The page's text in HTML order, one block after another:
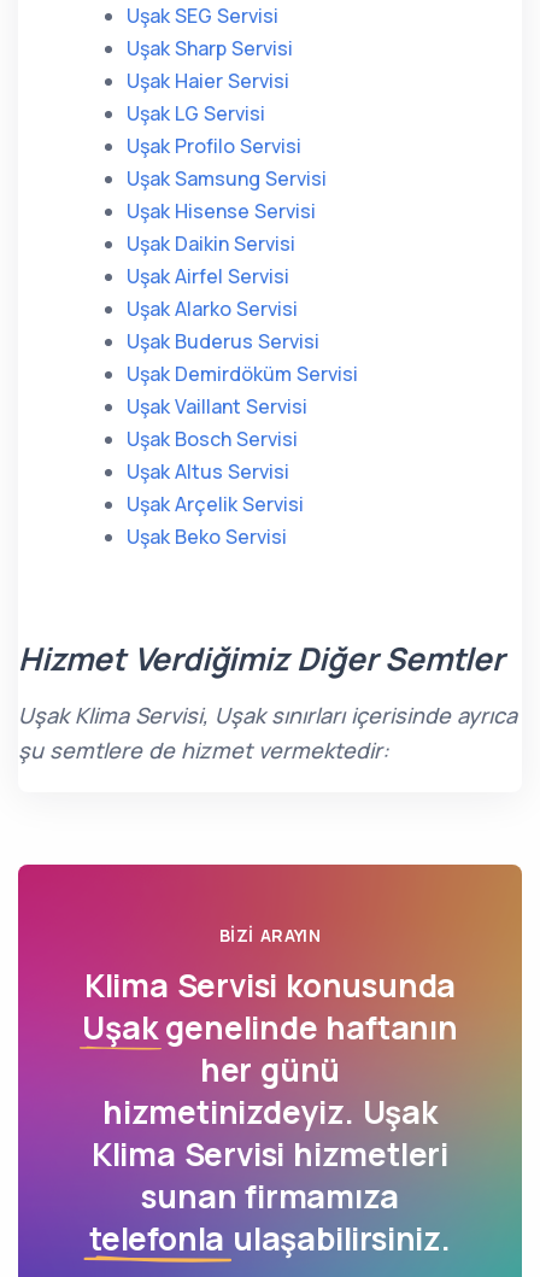
Uşak SEG Servisi
Uşak Sharp Servisi
Uşak Haier Servisi
Uşak LG Servisi
Uşak Profilo Servisi
Uşak Samsung Servisi
Uşak Hisense Servisi
Uşak Daikin Servisi
Uşak Airfel Servisi
Uşak Alarko Servisi
Uşak Buderus Servisi
Uşak Demirdöküm Servisi
Uşak Vaillant Servisi
Uşak Bosch Servisi
Uşak Altus Servisi
Uşak Arçelik Servisi
Uşak Beko Servisi
Hizmet Verdiğimiz Diğer Semtler
Uşak Klima Servisi, Uşak sınırları içerisinde ayrıca
şu semtlere de hizmet vermektedir:
BIZI ARAYIN
Klima Servisi konusunda
Uşakgenelinde haftanın
her günü
hizmetinizdeyiz. Uşak
Klima Servisi hizmetleri
sunan firmamıza
telefonla ulaşabilirsiniz.